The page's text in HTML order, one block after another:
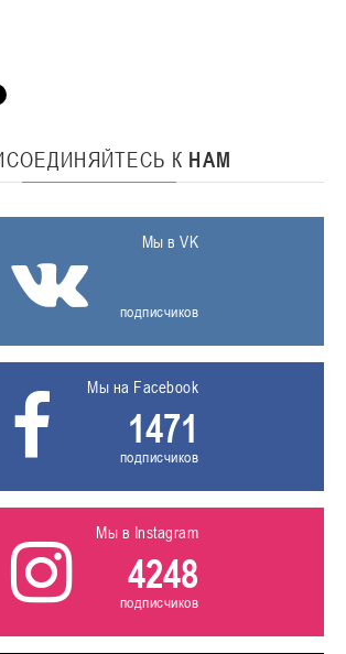
К НАМ
Мы в VK
подписчиков
Мы на Facebook
1471
подписчиков
Мы в Instagram
4248
подписчиков